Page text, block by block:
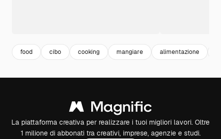
food cibo cooking mangiare alimentazione
La piattaforma creativa per realizzare i tuoi migliori lavori. Oltre
1 milione di abbonati tra creativi, imprese, agenzie e studi.